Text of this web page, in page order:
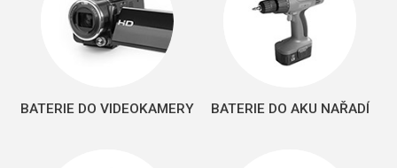
BATERIE DO VIDEOKAMERY BATERIE DO AKU NAŘADÍ